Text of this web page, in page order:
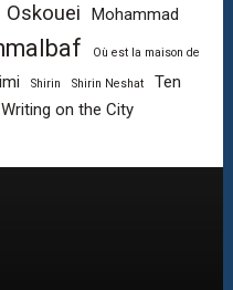
Oskouei
Mohammad
Où est la maison de
Shirin Shirin Neshat
Ten
Writing on the City